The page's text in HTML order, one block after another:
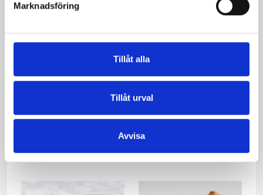
Marknadsföring
Tillåt alla
Tillåt urval
Avvisa